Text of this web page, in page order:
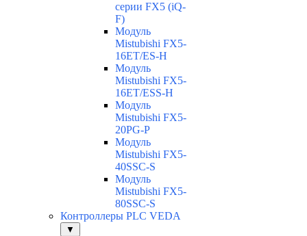
серии FX5 (iQ-
F)
Модуль
Mistubishi FX5-
16ET/ES-H
Модуль
Mistubishi FX5-
16ET/ESS-H
Модуль
Mistubishi FX5-
20PG-P
Модуль
Mistubishi FX5-
40SSC-S
Модуль
Mistubishi FX5-
80SSC-S
Контроллеры PLC VEDA
▼